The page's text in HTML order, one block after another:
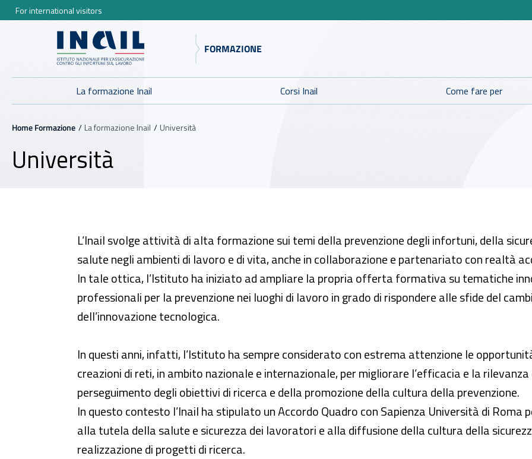
Vai al menu principale
Vai al contenuto principale
For international visitors
INAIL - Istituto Nazionale per l'Assicurazione
FORMAZIONE
Navigazione principale
La formazione Inail Corsi Inail Come fare per
Navigazione - Ti trovi in:
Home Formazione La formazione Inail Università
Università
L’Inail svolge attività di alta formazione sui temi della prevenzione degli infortuni, della
salute negli ambienti di lavoro e di vita, anche in collaborazione e partenariato con realtà
In tale ottica, l’Istituto ha iniziato ad ampliare la propria offerta formativa su tematiche
professionali per la prevenzione nei luoghi di lavoro in grado di rispondere alle sfide del
dell’innovazione tecnologica.
In questi anni, infatti, l’Istituto ha sempre considerato con estrema attenzione le
creazioni di reti, in ambito nazionale e internazionale, per migliorare l’efficacia e la
perseguimento degli obiettivi di ricerca e della promozione della cultura della prevenzione.
In questo contesto l’Inail ha stipulato un Accordo Quadro con Sapienza Università di
alla tutela della salute e sicurezza dei lavoratori e alla diffusione della cultura della
realizzazione di progetti di ricerca.